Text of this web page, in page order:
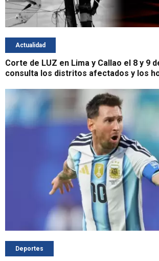
Actualidad
Corte de LUZ en Lima y Callao el 8 y 9
consulta los distritos afectados y los
Deportes